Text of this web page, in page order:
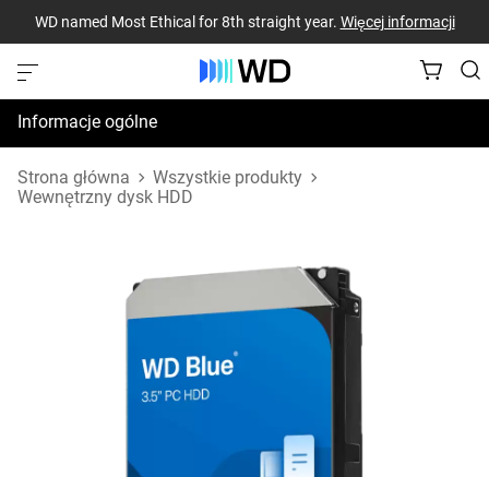
WD named Most Ethical for 8th straight year. Więcej informacji
Informacje ogólne
Dane techniczne
Strona główna
Wszystkie produkty
Wewnętrzny dysk HDD